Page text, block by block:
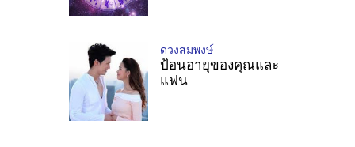
ดวงสมพงษ์
ป้อนอายุของคุณและ
แฟน